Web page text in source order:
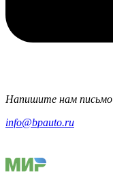
Напишите нам письмо
info@bpauto.ru